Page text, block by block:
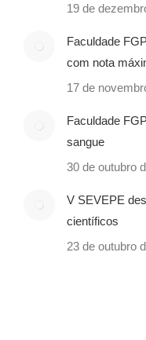
19 de
Faculdade
com nota
17 de
Faculdade
sangue
30 de outubro
V SEVEPE
científicos
23 de outubro